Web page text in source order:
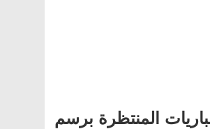
المنتظرة برسم